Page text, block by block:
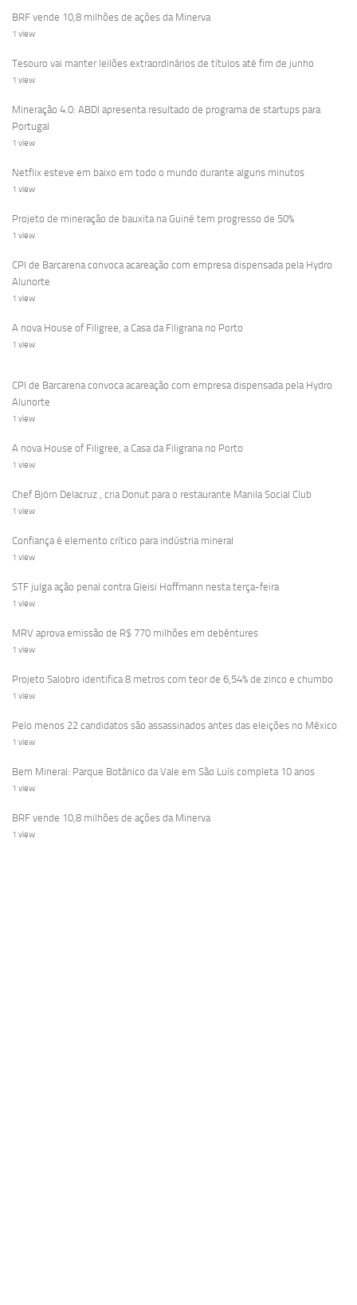
BRF vende 10,8 milhões de ações da Minerva
1 view
Tesouro vai manter leilões extraordinários de títulos até fim de junho
1 view
Mineração 4.0: ABDI apresenta resultado de programa de startups para
Portugal
1 view
Netflix esteve em baixo em todo o mundo durante alguns minutos
1 view
Projeto de mineração de bauxita na Guiné tem progresso de 50%
1 view
CPI de Barcarena convoca acareação com empresa dispensada pela Hydro
Alunorte
1 view
A nova House of Filigree, a Casa da Filigrana no Porto
1 view
CPI de Barcarena convoca acareação com empresa dispensada pela Hydro
Alunorte
1 view
A nova House of Filigree, a Casa da Filigrana no Porto
1 view
Chef Björn Delacruz , cria Donut para o restaurante Manila Social Club
1 view
Confiança é elemento crítico para indústria mineral
1 view
STF julga ação penal contra Gleisi Hoffmann nesta terça-feira
1 view
MRV aprova emissão de R$ 770 milhões em debêntures
1 view
Projeto Salobro identifica 8 metros com teor de 6,54% de zinco e chumbo
1 view
Pelo menos 22 candidatos são assassinados antes das eleições no México
1 view
Bem Mineral: Parque Botânico da Vale em São Luís completa 10 anos
1 view
BRF vende 10,8 milhões de ações da Minerva
1 view